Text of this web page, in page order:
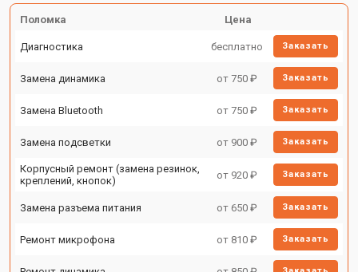
Поломка Цена
Диагностика бесплатно Заказать
Замена динамика от 750 ₽ Заказать
Замена Bluetooth от 750 ₽ Заказать
Замена подсветки от 900 ₽ Заказать
Корпусный ремонт (замена резинок,
креплений, кнопок)
от 920 ₽ Заказать
Замена разъема питания от 650 ₽ Заказать
Ремонт микрофона от 810 ₽ Заказать